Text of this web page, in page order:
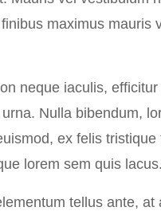
maximus mauris
neque iaculis,
Nulla bibendum,
ex felis tristique
lorem sem quis lacus.
tellus ante, at